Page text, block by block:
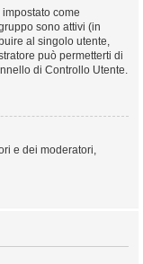
come
sono attivi (in
al singolo utente,
può permetterti di
di Controllo Utente.
e dei moderatori,